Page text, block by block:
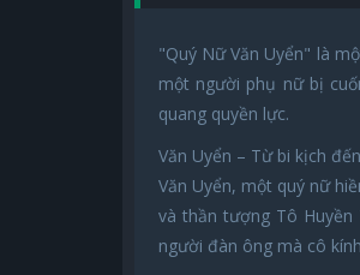
"Quý Nữ Văn Uyển" là
một người phụ nữ bị
quang quyền lực.
Văn Uyển – Từ bi kịch
Văn Uyển, một quý nữ
và thần tượng Tô Huyền
người đàn ông mà cô